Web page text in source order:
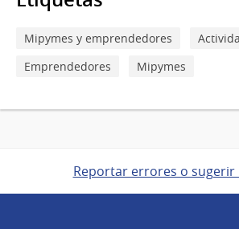
Mipymes y emprendedores
Emprendedores
Mipymes
Reportar errores o sugerir